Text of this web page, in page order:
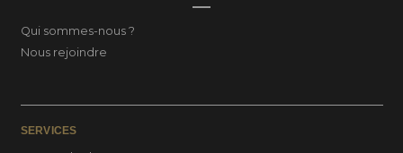
Qui sommes-nous ?
Nous rejoindre
SERVICES